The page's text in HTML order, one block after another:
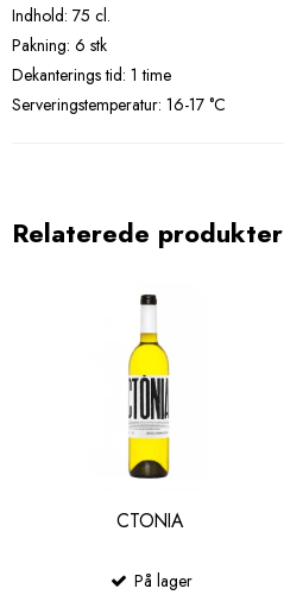
Indhold: 75 cl.
Pakning: 6 stk
Dekanterings tid: 1 time
Serveringstemperatur: 16-17 °C
Relaterede produkter
CTONIA
På lager